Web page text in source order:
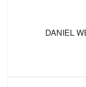
DANIEL